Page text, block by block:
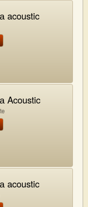
acoustic
Acoustic
acoustic